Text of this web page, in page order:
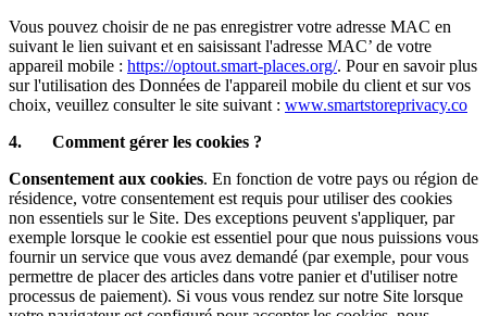
Vous pouvez choisir de ne pas enregistrer votre adresse MAC en
suivant le lien suivant et en saisissant l'adresse MAC’ de votre
appareil mobile : https://optout.smart-places.org/. Pour en savoir plus
sur l'utilisation des Données de l'appareil mobile du client et sur vos
choix, veuillez consulter le site suivant : www.smartstoreprivacy.co
4. Comment gérer les cookies ?
Consentement aux cookies. En fonction de votre pays ou région de
résidence, votre consentement est requis pour utiliser des cookies
non essentiels sur le Site. Des exceptions peuvent s'appliquer, par
exemple lorsque le cookie est essentiel pour que nous puissions vous
fournir un service que vous avez demandé (par exemple, pour vous
permettre de placer des articles dans votre panier et d'utiliser notre
processus de paiement). Si vous vous rendez sur notre Site lorsque